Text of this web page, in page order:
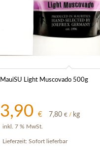
MauiSU Light Muscovado 500g
3,90€ 7,80€ / kg
inkl. 7 % MwSt.
Lieferzeit:Sofort lieferbar